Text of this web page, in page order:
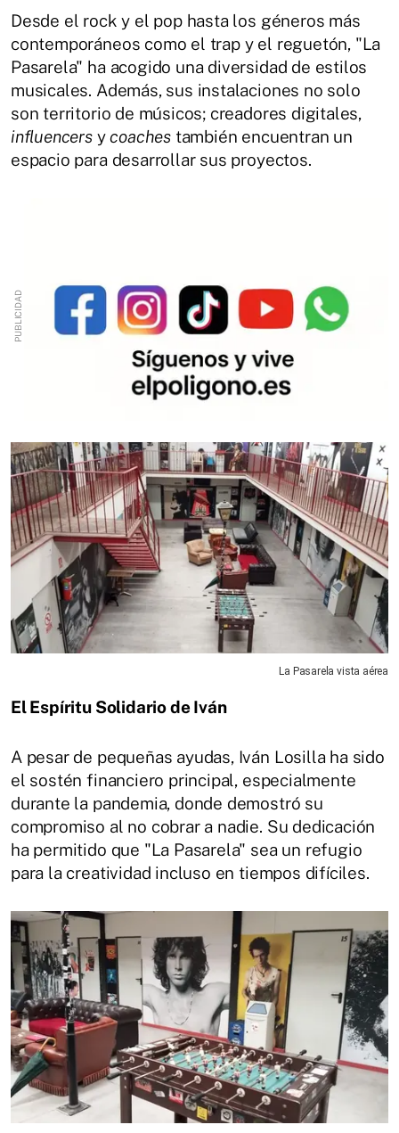
Desde el rock y el pop hasta los géneros más
contemporáneos como el trap y el reguetón, "La
Pasarela" ha acogido una diversidad de estilos
musicales. Además, sus instalaciones no solo
son territorio de músicos; creadores digitales,
influencers ycoaches también encuentran un
espacio para desarrollar sus proyectos.
La Pasarela vista aérea
El Espíritu Solidario de Iván
A pesar de pequeñas ayudas, Iván Losilla ha sido
el sostén financiero principal, especialmente
durante la pandemia, donde demostró su
compromiso al no cobrar a nadie. Su dedicación
ha permitido que "La Pasarela" sea un refugio
para la creatividad incluso en tiempos difíciles.